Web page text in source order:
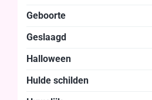
Geboorte
Geslaagd
Halloween
Hulde schilden